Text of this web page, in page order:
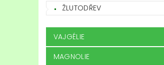
ŽLUTODŘEV
VAJGÉLIE
MAGNOLIE